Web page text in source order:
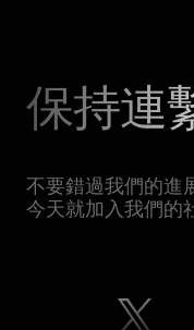
保持連
不要錯過我們的進
今天就加入我們的